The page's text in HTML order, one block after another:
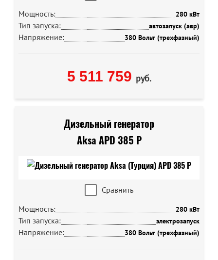
Мощность:
280 кВт
Тип запуска: автозапуск (авр)
Напряжение: 380 Вольт (трехфазный)
5 511 759 руб.
Дизельный генератор
Aksa APD 385 P
Сравнить
Мощность:
280 кВт
Тип запуска: электрозапуск
Напряжение: 380 Вольт (трехфазный)